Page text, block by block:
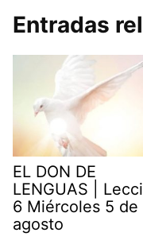
Entradas
EL DON DE
LENGUAS |
6 Miércoles 5 de
agosto